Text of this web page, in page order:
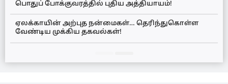
பொதுப் போக்குவரத்தில் புதிய அத்தியாயம்!
ஏலக்காயின் அற்புத நன்மைகள்… தெரிந்துகொள்ள
வேண்டிய முக்கிய தகவல்கள்!